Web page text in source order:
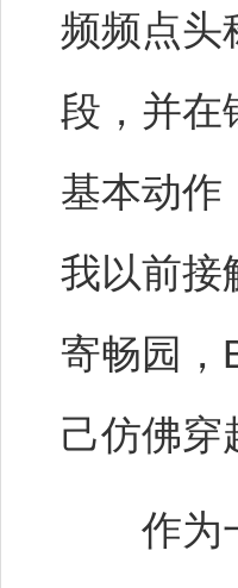
频频点头
段，并在
基本动作
我以前接
寄畅园，
己仿佛穿
作为一